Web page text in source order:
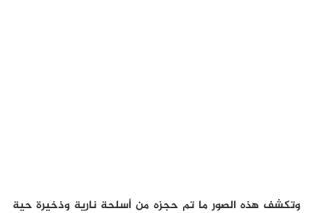
وتكشف هذه الصور ما تم حجزه من أسلحة نارية وذخيرة حية